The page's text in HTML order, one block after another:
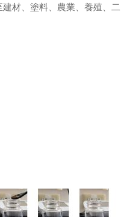
材、塗料、農業、養殖、二